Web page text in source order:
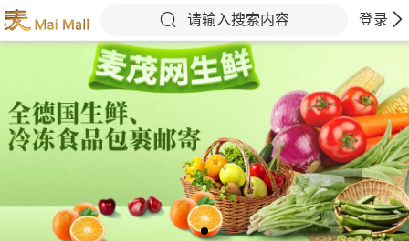
请输入搜索内容 登录